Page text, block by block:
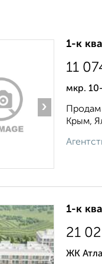
›
1-к
11
мкр.
Продам
Крым,
1-к
21
ЖК